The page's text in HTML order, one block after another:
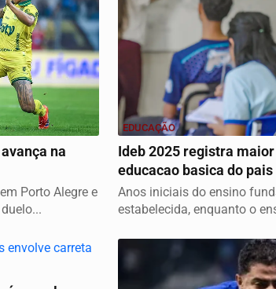
na
Porto Alegre e
EDUCAÇÃO
Ideb 2025 registra
educacao basica do pais
Anos iniciais do ensino
estabelecida, enquanto o